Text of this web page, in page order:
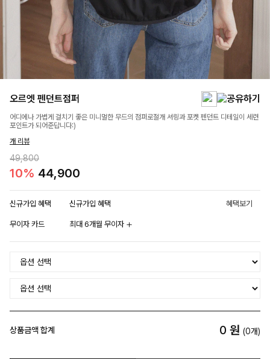
오르엣 펜던트점퍼
어디에나 가볍게 걸치기 좋은 미니멀한 무드의 점퍼로절개 셔링과 포켓 펜던트 디테일이 세련
포인트가 되어준답니다:)
개 리뷰
49,800
10% 44,900
신규가입 혜택 신규가입 혜택 혜택보기
무이자 카드 최대 6개월 무이자
상품금액 합계 0 원 (0개)